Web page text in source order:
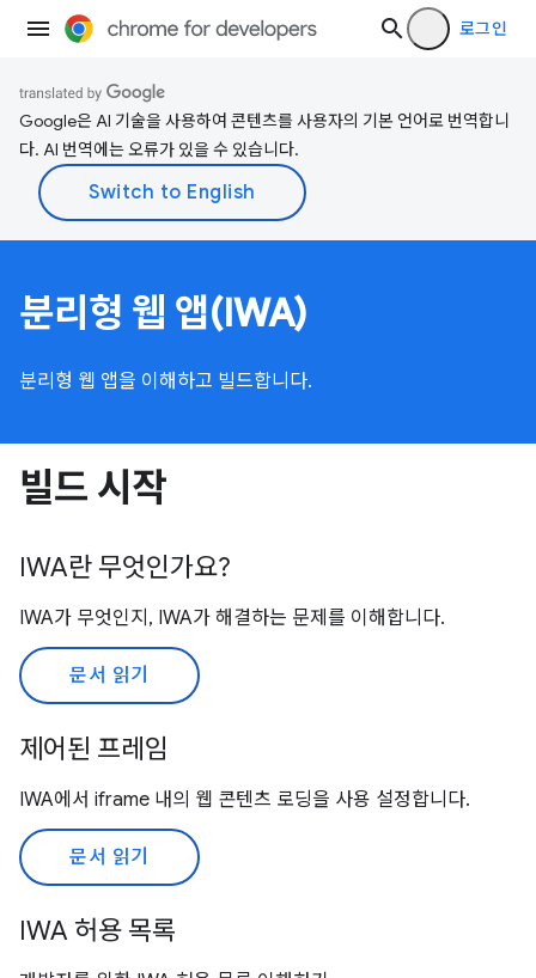
로그인
Google은 AI 기술을 사용하여 콘텐츠를 사용자의 기본 언어로 번역합니
다. AI 번역에는 오류가 있을 수 있습니다.
분리형 웹 앱(IWA)
분리형 웹 앱을 이해하고 빌드합니다.
빌드 시작
IWA란 무엇인가요?
IWA가 무엇인지, IWA가 해결하는 문제를 이해합니다.
문서 읽기
제어된 프레임
IWA에서 iframe 내의 웹 콘텐츠 로딩을 사용 설정합니다.
문서 읽기
IWA 허용 목록